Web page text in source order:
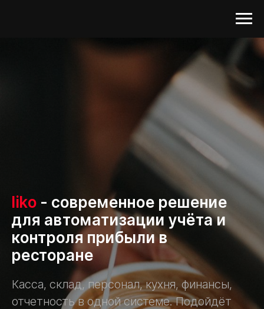
Iiko - современное решение
для автоматизации учёта и
контроля прибыли в
ресторане
Касса, склад, персонал, кухня, финансы,
отчетность в одной системе. Подойдёт